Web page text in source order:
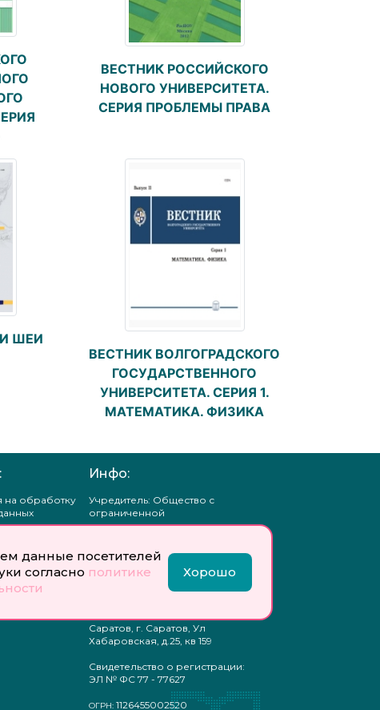
данные посетителей
согласно политике
Хорошо
ВЕСТНИК РОССИЙСКОГО
НОВОГО УНИВЕРСИТЕТА.
СЕРИЯ ПРОБЛЕМЫ ПРАВА
ШЕИ
ВЕСТНИК ВОЛГОГРАДСКОГО
ГОСУДАРСТВЕННОГО
УНИВЕРСИТЕТА. СЕРИЯ 1.
МАТЕМАТИКА. ФИЗИКА
на обработку
Инфо:
Учредитель: Общество с
ограниченной
ответственностью
Главный редактор: Богатырева
Е. А.
Саратов, г. Саратов, Ул
Хабаровская, д.25, кв 159
Свидетельство о регистрации:
ЭЛ № ФС 77 - 77627
ОГРН: 1126455002520